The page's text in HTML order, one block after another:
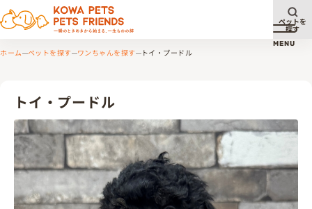
メニ
MENU
ペットを
探す
ホーム ペットを探す ワンちゃんを探す トイ・プードル
トイ・プードル